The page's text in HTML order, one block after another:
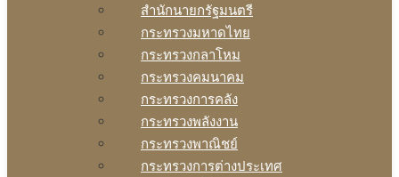
สํานักนายกรัฐมนตรี
กระทรวงมหาดไทย
กระทรวงกลาโหม
กระทรวงคมนาคม
กระทรวงการคลัง
กระทรวงพลังงาน
กระทรวงพาณิชย์
กระทรวงการต่างประเทศ